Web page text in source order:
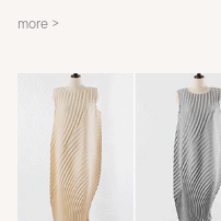
more >